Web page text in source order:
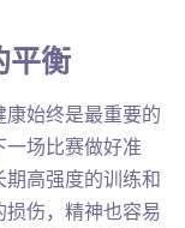
平衡
始终是最重要的
场比赛做好准
高强度的训练和
伤，精神也容易